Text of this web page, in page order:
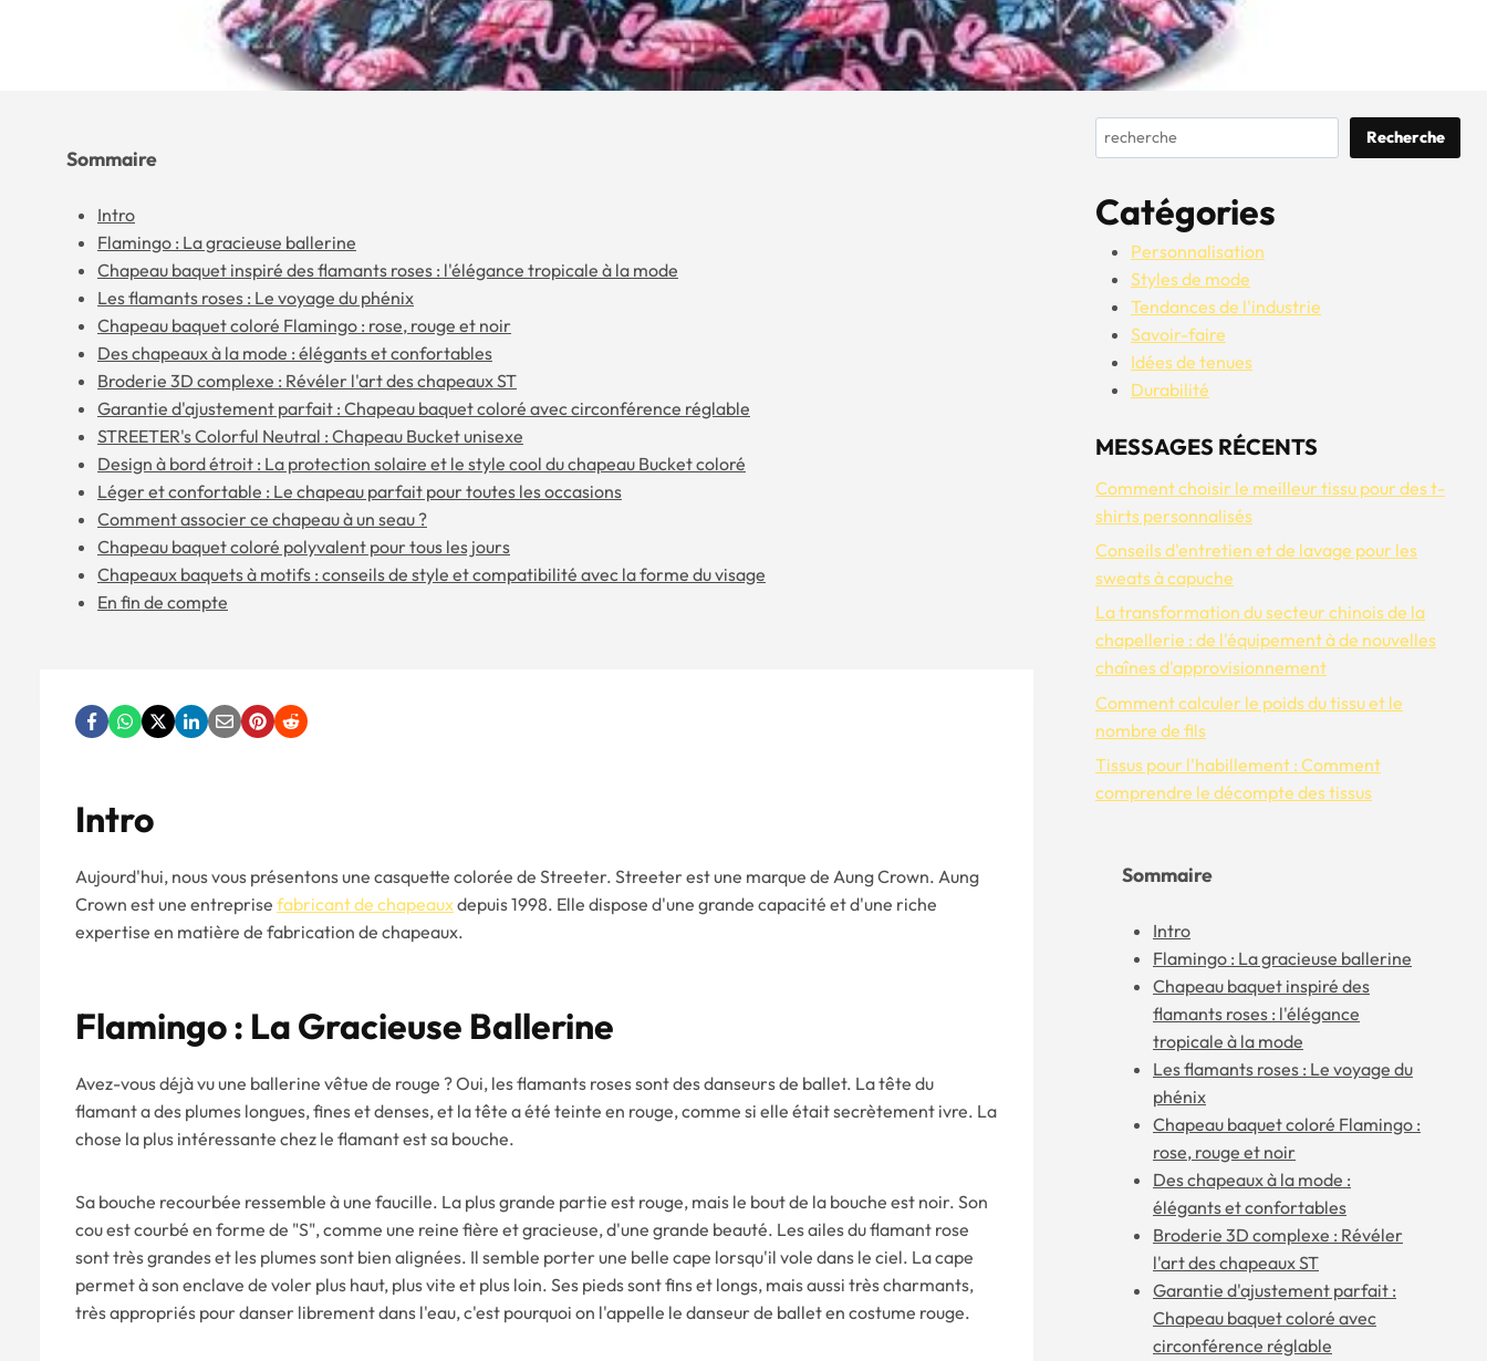
Sommaire
Intro
Flamingo : La gracieuse ballerine
Chapeau baquet inspiré des flamants roses : l'élégance tropicale à la mode
Les flamants roses : Le voyage du phénix
Chapeau baquet coloré Flamingo : rose, rouge et noir
Des chapeaux à la mode : élégants et confortables
Broderie 3D complexe : Révéler l'art des chapeaux ST
Garantie d'ajustement parfait : Chapeau baquet coloré avec circonférence réglable
STREETER's Colorful Neutral : Chapeau Bucket unisexe
Design à bord étroit : La protection solaire et le style cool du chapeau Bucket coloré
Léger et confortable : Le chapeau parfait pour toutes les occasions
Comment associer ce chapeau à un seau ?
Chapeau baquet coloré polyvalent pour tous les jours
Chapeaux baquets à motifs : conseils de style et compatibilité avec la forme du visage
En fin de compte
Intro
Aujourd'hui, nous vous présentons une casquette colorée de Streeter. Streeter est une marque de Aung Crown. Aung
Crown est une entreprise fabricant de chapeauxdepuis 1998. Elle dispose d'une grande capacité et d'une riche
expertise en matière de fabrication de chapeaux.
Flamingo : La Gracieuse Ballerine
Avez-vous déjà vu une ballerine vêtue de rouge ? Oui, les flamants roses sont des danseurs de ballet. La tête du
flamant a des plumes longues, fines et denses, et la tête a été teinte en rouge, comme si elle était secrètement ivre. La
chose la plus intéressante chez le flamant est sa bouche.
Sa bouche recourbée ressemble à une faucille. La plus grande partie est rouge, mais le bout de la bouche est noir. Son
cou est courbé en forme de "S", comme une reine fière et gracieuse, d'une grande beauté. Les ailes du flamant rose
sont très grandes et les plumes sont bien alignées. Il semble porter une belle cape lorsqu'il vole dans le ciel. La cape
permet à son enclave de voler plus haut, plus vite et plus loin. Ses pieds sont fins et longs, mais aussi très charmants,
très appropriés pour danser librement dans l'eau, c'est pourquoi on l'appelle le danseur de ballet en costume rouge.
Rechercher Recherche
Catégories
Personnalisation
Styles de mode
Tendances de l'industrie
Savoir-faire
Idées de tenues
Durabilité
MESSAGES RÉCENTS
Comment choisir le meilleur tissu pour des t-
shirts personnalisés
Conseils d'entretien et de lavage pour les
sweats à capuche
La transformation du secteur chinois de la
chapellerie : de l'équipement à de nouvelles
chaînes d'approvisionnement
Comment calculer le poids du tissu et le
nombre de fils
Tissus pour l'habillement : Comment
comprendre le décompte des tissus
Sommaire
Intro
Flamingo : La gracieuse ballerine
Chapeau baquet inspiré des
flamants roses : l'élégance
tropicale à la mode
Les flamants roses : Le voyage du
phénix
Chapeau baquet coloré Flamingo :
rose, rouge et noir
Des chapeaux à la mode :
élégants et confortables
Broderie 3D complexe : Révéler
l'art des chapeaux ST
Garantie d'ajustement parfait :
Chapeau baquet coloré avec
circonférence réglable